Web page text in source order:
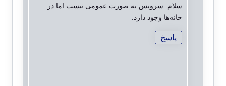
سلام. سرویس به صورت عمومی نیست اما در
خانه‌ها وجود دارد.
پاسخ